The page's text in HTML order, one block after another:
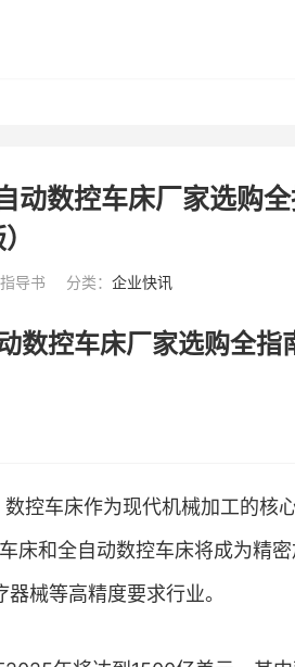
数控车床厂家选购
导书 分类： 企业快讯
数控车床厂家选购全指
控车床作为现代机械加工的核
床和全自动数控车床将成为精
械等高精度要求行业。